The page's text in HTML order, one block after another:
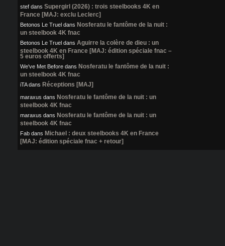
stef dans Supergirl (2026) : trois steelbooks 4K en
France [MAJ: exclu Leclerc]
Betonos Le Truel dans Nosferatu le fantôme de la nuit :
un steelbook 4K fnac
Betonos Le Truel dans Aguirre la colère de dieu : un
steelbook 4K en France [MAJ: édition spéciale fnac –
5 euros offerts]
We've Met Before dans Nosferatu le fantôme de la nuit :
un steelbook 4K fnac
iTAdans Réceptions [MAJ]
maraxus dans Nosferatu le fantôme de la nuit : un
steelbook 4K fnac
maraxus dans Nosferatu le fantôme de la nuit : un
steelbook 4K fnac
Fab dans Michael : deux steelbooks 4K en France
[MAJ: édition spéciale fnac + retour]